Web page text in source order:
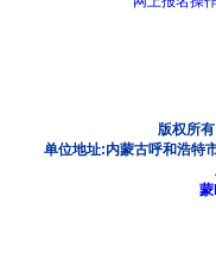
版权所
单位地址:内蒙古呼和浩特